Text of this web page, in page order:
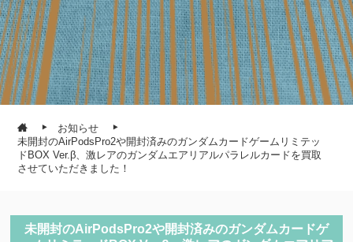
お知らせ
未開封のAirPodsPro2や開封済みのガンダムカードゲームリミテッ
ドBOX Ver.β、激レアのガンダムエアリアルパラレルカードを買取
させていただきました！
未開封のAirPodsPro2や開封済みのガンダムカードゲ